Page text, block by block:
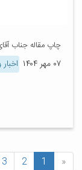
چاپ مقاله جناب
۰۷ مهر ۱۴۰۴
«
1
2
3